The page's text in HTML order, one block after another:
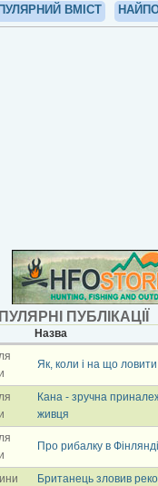
ВМІСТ
ПУБЛІКАЦІЇ
Назва
Як, коли і на що
Кана - зручна
живця
Про рибалку в
Британець зловив